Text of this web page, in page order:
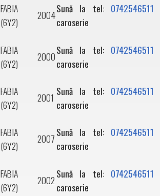
FABIA
(6Y2)
2004Sună la tel: 0742546511
caroserie
FABIA
(6Y2)
2000Sună la tel: 0742546511
caroserie
FABIA
(6Y2)
2001 Sună la tel: 0742546511
caroserie
FABIA
(6Y2)
2007Sună la tel: 0742546511
caroserie
FABIA
(6Y2)
2002Sună la tel: 0742546511
caroserie